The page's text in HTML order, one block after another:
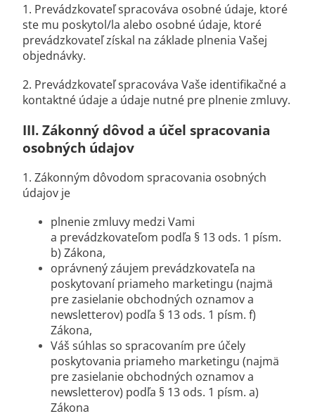
1. Prevádzkovateľ spracováva osobné údaje, ktoré
ste mu poskytol/la alebo osobné údaje, ktoré
prevádzkovateľ získal na základe plnenia Vašej
objednávky.
2. Prevádzkovateľ spracováva Vaše identifikačné a
kontaktné údaje a údaje nutné pre plnenie zmluvy.
III.Zákonný dôvod a účel spracovania
osobných údajov
1. Zákonným dôvodom spracovania osobných
údajov je
plnenie zmluvy medzi Vami
a prevádzkovateľom podľa § 13 ods. 1 písm.
b) Zákona,
oprávnený záujem prevádzkovateľa na
poskytovaní priameho marketingu (najmä
pre zasielanie obchodných oznamov a
newsletterov) podľa § 13 ods. 1 písm. f)
Zákona,
Váš súhlas so spracovaním pre účely
poskytovania priameho marketingu (najmä
pre zasielanie obchodných oznamov a
newsletterov) podľa § 13 ods. 1 písm. a)
Zákona